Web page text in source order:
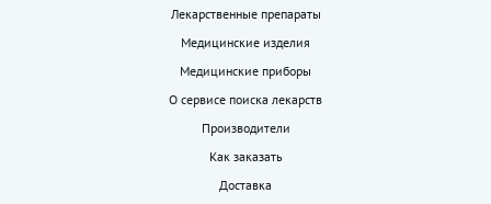
Лекарственные препараты
Медицинские изделия
Медицинские приборы
О сервисе поиска лекарств
Производители
Как заказать
Доставка